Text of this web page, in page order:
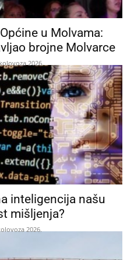
u Molvama:
brojne Molvarce
2026.
inteligencija našu
mišljenja?
2026.